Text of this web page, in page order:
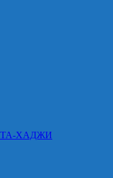
ХАДЖИ